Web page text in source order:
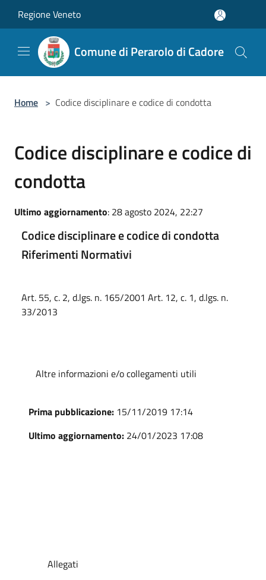
Regione Veneto
Comune di Perarolo di Cadore
Home > Codice disciplinare e codice di condotta
Codice disciplinare e codice di
condotta
Ultimo aggiornamento: 28 agosto 2024, 22:27
Codice disciplinare e codice di condotta
Riferimenti Normativi
Art. 55, c. 2, d.lgs. n. 165/2001 Art. 12, c. 1, d.lgs. n.
33/2013
Altre informazioni e/o collegamenti utili
Prima pubblicazione: 15/11/2019 17:14
Ultimo aggiornamento: 24/01/2023 17:08
Allegati